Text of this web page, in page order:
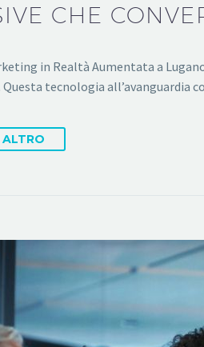
CHE
in Realtà Aumentata a
tecnologia
ALTRO